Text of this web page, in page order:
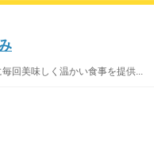
回美味しく温かい食事を提供...